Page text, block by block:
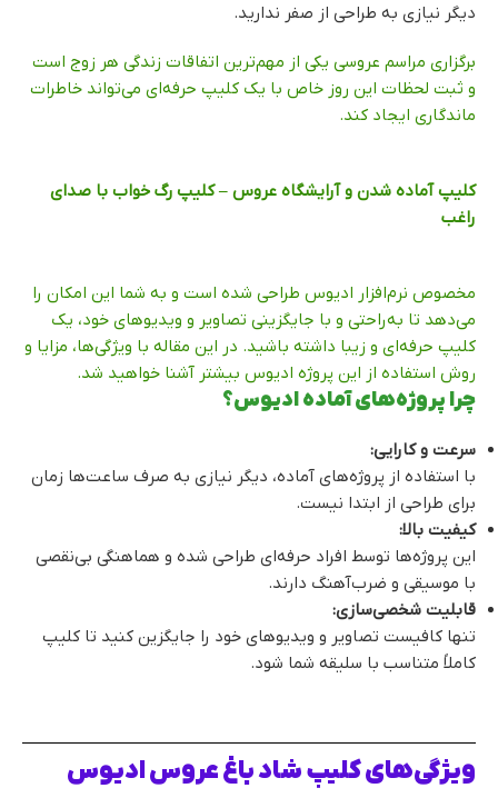
دیگر نیازی به طراحی از صفر ندارید.
برگزاری مراسم عروسی یکی از مهم‌ترین اتفاقات زندگی هر زوج است
و ثبت لحظات این روز خاص با یک کلیپ حرفه‌ای می‌تواند خاطرات
ماندگاری ایجاد کند.
کلیپ آماده شدن و آرایشگاه عروس – کلیپ رگ خواب با صدای
راغب
مخصوص نرم‌افزار ادیوس طراحی شده است و به شما این امکان را
می‌دهد تا به‌راحتی و با جایگزینی تصاویر و ویدیوهای خود، یک
کلیپ حرفه‌ای و زیبا داشته باشید. در این مقاله با ویژگی‌ها، مزایا و
روش استفاده از این پروژه ادیوس بیشتر آشنا خواهید شد.
چرا پروژه‌های آماده ادیوس؟
سرعت و کارایی:
با استفاده از پروژه‌های آماده، دیگر نیازی به صرف ساعت‌ها زمان
برای طراحی از ابتدا نیست.
کیفیت بالا:
این پروژه‌ها توسط افراد حرفه‌ای طراحی شده و هماهنگی بی‌نقصی
با موسیقی و ضرب‌آهنگ دارند.
قابلیت شخصی‌سازی:
تنها کافیست تصاویر و ویدیوهای خود را جایگزین کنید تا کلیپ
کاملاً متناسب با سلیقه شما شود.
ویژگی‌های کلیپ شاد باغ عروس ادیوس